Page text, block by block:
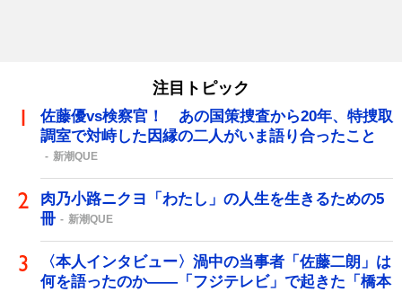
注目トピック
佐藤優vs検察官！ あの国策捜査から20年、特捜取
調室で対峙した因縁の二人がいま語り合ったこと
新潮QUE
肉乃小路ニクヨ「わたし」の人生を生きるための5
冊
新潮QUE
〈本人インタビュー〉渦中の当事者「佐藤二朗」は
何を語ったのか――「フジテレビ」で起きた「橋本